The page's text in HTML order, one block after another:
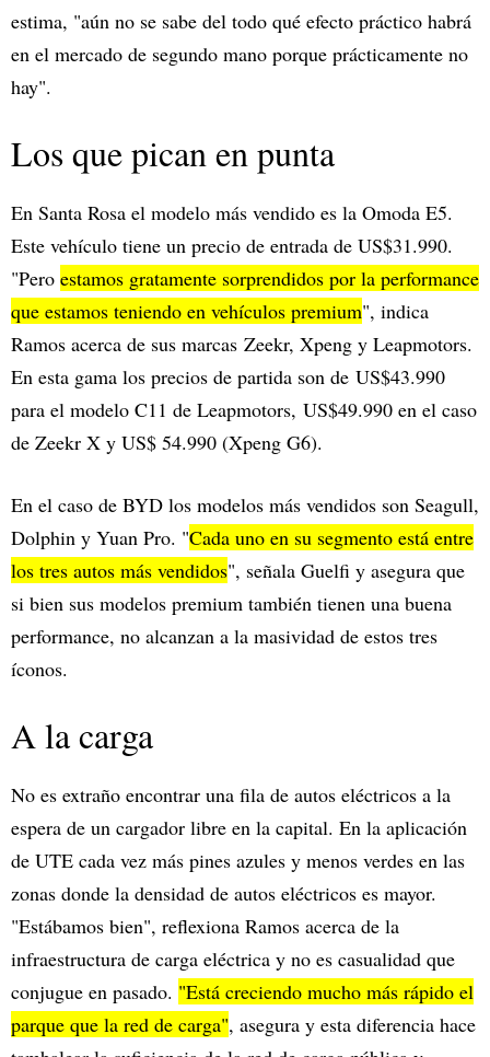
estima, "aún no se sabe del todo qué efecto práctico habrá
en el mercado de segundo mano porque prácticamente no
hay".
Los que pican en punta
En Santa Rosa el modelo más vendido es la Omoda E5.
Este vehículo tiene un precio de entrada de US$31.990.
"Pero estamos gratamente sorprendidos por la performance
que estamos teniendo en vehículos premium", indica
Ramos acerca de sus marcas Zeekr, Xpeng y Leapmotors.
En esta gama los precios de partida son de US$43.990
para el modelo C11 de Leapmotors, US$49.990 en el caso
de Zeekr X y US$ 54.990 (Xpeng G6).
En el caso de BYD los modelos más vendidos son Seagull,
Dolphin y Yuan Pro. "Cada uno en su segmento está entre
los tres autos más vendidos", señala Guelfi y asegura que
si bien sus modelos premium también tienen una buena
performance, no alcanzan a la masividad de estos tres
íconos.
A la carga
No es extraño encontrar una fila de autos eléctricos a la
espera de un cargador libre en la capital. En la aplicación
de UTE cada vez más pines azules y menos verdes en las
zonas donde la densidad de autos eléctricos es mayor.
"Estábamos bien", reflexiona Ramos acerca de la
infraestructura de carga eléctrica y no es casualidad que
conjugue en pasado. "Está creciendo mucho más rápido el
parque que la red de carga", asegura y esta diferencia hace